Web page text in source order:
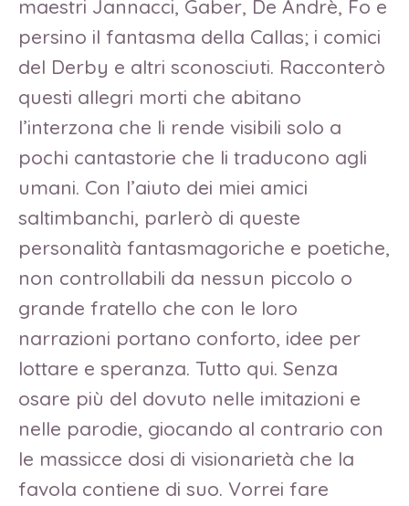
maestri Jannacci, Gaber, De Andrè, Fo e
persino il fantasma della Callas; i comici
del Derby e altri sconosciuti. Racconterò
questi allegri morti che abitano
l’interzona che li rende visibili solo a
pochi cantastorie che li traducono agli
umani. Con l’aiuto dei miei amici
saltimbanchi, parlerò di queste
personalità fantasmagoriche e poetiche,
non controllabili da nessun piccolo o
grande fratello che con le loro
narrazioni portano conforto, idee per
lottare e speranza. Tutto qui. Senza
osare più del dovuto nelle imitazioni e
nelle parodie, giocando al contrario con
le massicce dosi di visionarietà che la
favola contiene di suo. Vorrei fare